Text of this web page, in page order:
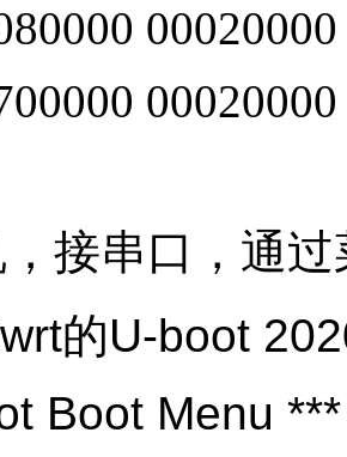
接串口，通
的U-boot
Boot Menu ***